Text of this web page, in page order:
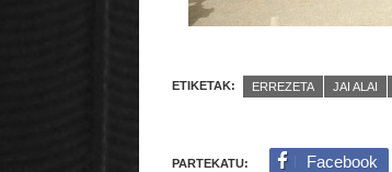
ETIKETAK: ERREZETA JAI ALAI
PARTEKATU: Facebook